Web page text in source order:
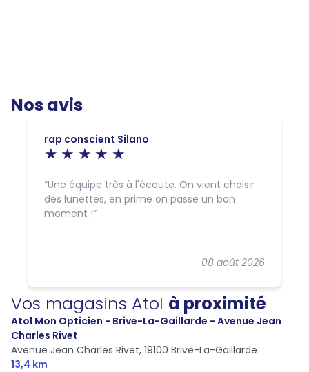
Nos avis
rap conscient Silano
08 août 2026
Une équipe très à l'écoute. On vient choisir
des lunettes, en prime on passe un bon
moment !
Vos magasins Atol à proximité
Atol Mon Opticien - Brive-La-Gaillarde - Avenue Jean
Charles Rivet
Avenue Jean Charles Rivet, 19100 Brive-La-Gaillarde
13,4 km